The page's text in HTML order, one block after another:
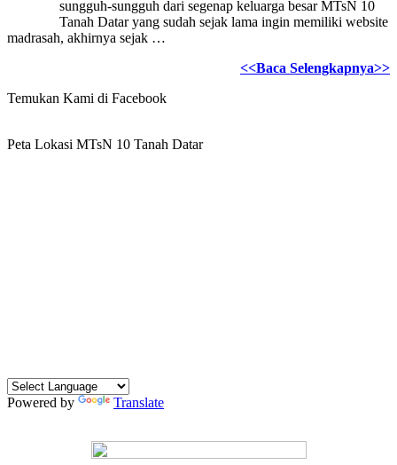
sungguh-sungguh dari segenap keluarga besar MTsN 10
Tanah Datar yang sudah sejak lama ingin memiliki website
madrasah, akhirnya sejak …
<<Baca Selengkapnya>>
Temukan Kami di Facebook
Peta Lokasi MTsN 10 Tanah Datar
Powered by Translate